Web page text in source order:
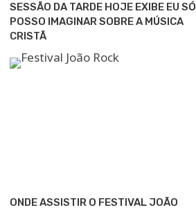
SESSÃO DA TARDE HOJE EXIBE EU SÓ
POSSO IMAGINAR SOBRE A MÚSICA
CRISTÃ
ONDE ASSISTIR O FESTIVAL JOÃO